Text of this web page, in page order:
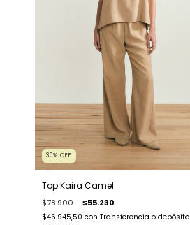
30% OFF
Top Kaira Camel
$78.900 $55.230
$46.945,50 con Transferencia o depósito